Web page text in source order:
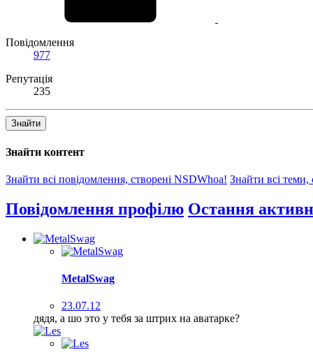
Повідомлення
977
Репутація
235
Знайти
Знайти контент
Знайти всі повідомлення, створені NSDWhoa! Знайти всі теми,
Повідомлення профілю Остання
MetalSwag
23.07.12
дядя, а шо это у тебя за штрих на аватарке?